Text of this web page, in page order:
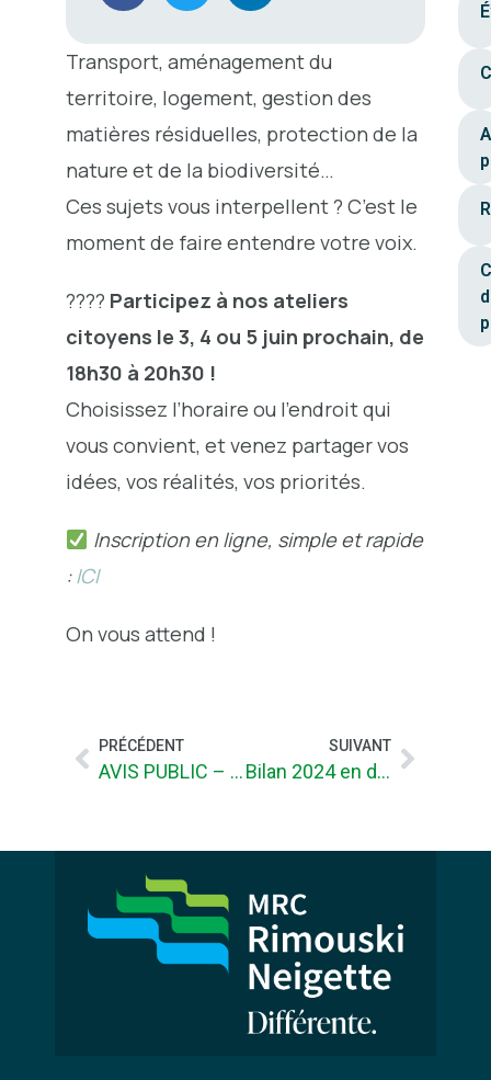
Transport, aménagement du
territoire, logement, gestion des
matières résiduelles, protection de la
nature et de la biodiversité…
Ces sujets vous interpellent ? C’est le
moment de faire entendre votre voix.
???? Participez à nos ateliers
citoyens le 3, 4 ou 5 juin prochain, de
18h30 à 20h30 !
Choisissez l’horaire ou l’endroit qui
vous convient, et venez partager vos
idées, vos réalités, vos priorités.
Inscription en ligne, simple et rapide
:ICI
On vous attend !
PRÉCÉDENT
AVIS PUBLIC – PROJET RECONSTRUCTION DU BARRAGE DU LAC-RIMOUSKI – TNO LAC-HURON
SUIVANT
Bilan 2024 en développement local et intermunicipal de la MRC